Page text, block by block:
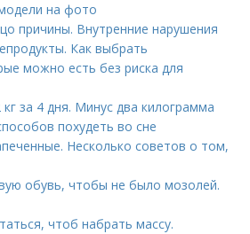
на фото
причины. Внутренние нарушения
Как выбрать
можно есть без риска для
за 4 дня. Минус два килограмма
похудеть во сне
Несколько советов о том,
обувь, чтобы не было мозолей.
чтоб набрать массу.